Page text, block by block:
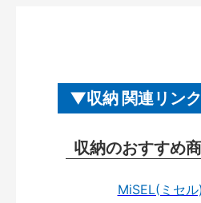
収納 関連リンク
収納のおすすめ
MiSEL(ミセル)